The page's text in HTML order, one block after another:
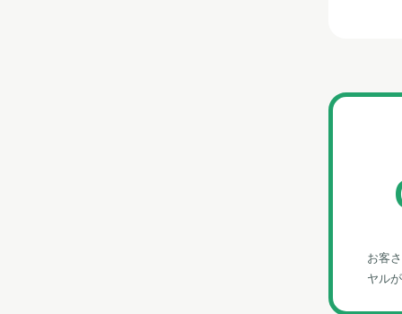
お客
ヤル